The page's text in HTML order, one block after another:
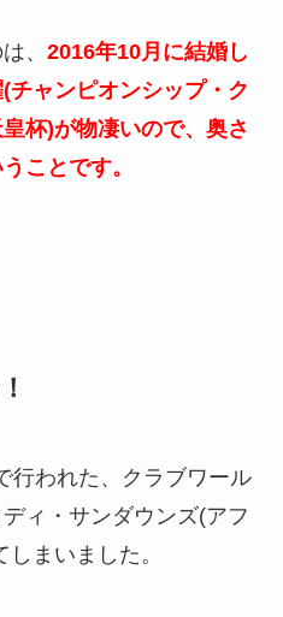
、 2016年10月に結婚し
チャンピオンシップ・ク
杯)が物凄いので、奥さ
ことです。
行われた、クラブワール
ィ・サンダウンズ(アフ
まいました。